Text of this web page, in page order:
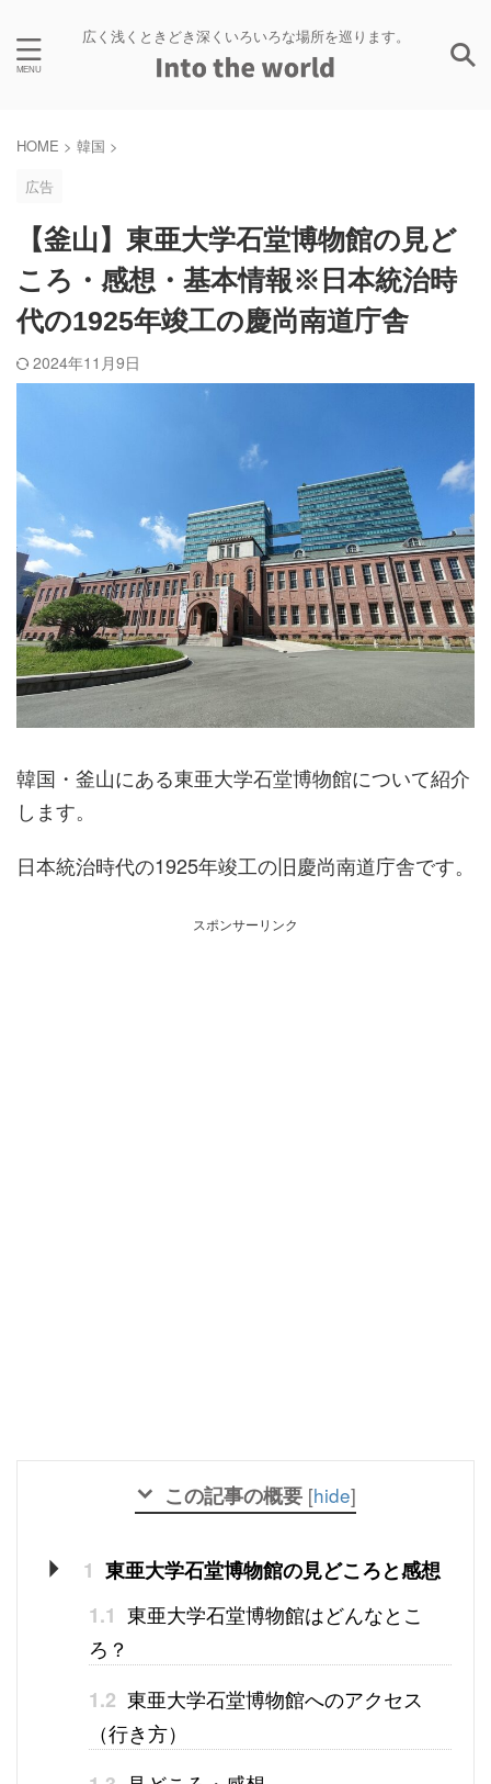
広く浅くときどき深くいろいろな場所を巡ります。
HOME > 韓国 >
広告
【釜山】東亜大学石堂博物館の見ど
ころ・感想・基本情報※日本統治時
代の1925年竣工の慶尚南道庁舎
2024年11月9日
韓国・釜山にある東亜大学石堂博物館について紹介
します。
日本統治時代の1925年竣工の旧慶尚南道庁舎です。
スポンサーリンク
この記事の概要 [hide]
1 東亜大学石堂博物館の見どころと感想
1.1 東亜大学石堂博物館はどんなとこ
ろ？
1.2 東亜大学石堂博物館へのアクセス
（行き方）